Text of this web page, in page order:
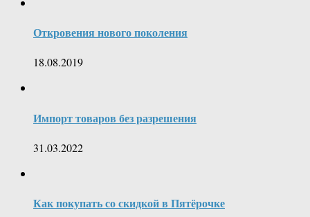
Откровения нового поколения
18.08.2019
Импорт товаров без разрешения
31.03.2022
Как покупать со скидкой в Пятёрочке